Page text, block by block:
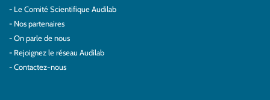
Le Comité Scientifique Audilab
Nos partenaires
On parle de nous
Rejoignez le réseau Audilab
Contactez-nous